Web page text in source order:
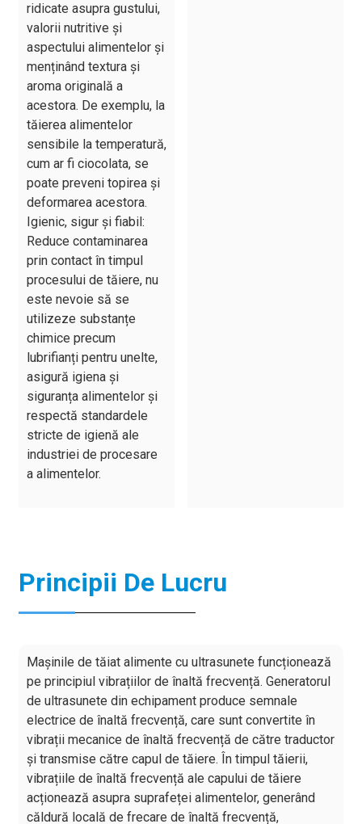
ridicate asupra gustului,
valorii nutritive și
aspectului alimentelor și
menținând textura și
aroma originală a
acestora. De exemplu, la
tăierea alimentelor
sensibile la temperatură,
cum ar fi ciocolata, se
poate preveni topirea și
deformarea acestora.
Igienic, sigur și fiabil:
Reduce contaminarea
prin contact în timpul
procesului de tăiere, nu
este nevoie să se
utilizeze substanțe
chimice precum
lubrifianți pentru unelte,
asigură igiena și
siguranța alimentelor și
respectă standardele
stricte de igienă ale
industriei de procesare
a alimentelor.
Principii De Lucru
Mașinile de tăiat alimente cu ultrasunete funcționează
pe principiul vibrațiilor de înaltă frecvență. Generatorul
de ultrasunete din echipament produce semnale
electrice de înaltă frecvență, care sunt convertite în
vibrații mecanice de înaltă frecvență de către traductor
și transmise către capul de tăiere. În timpul tăierii,
vibrațiile de înaltă frecvență ale capului de tăiere
acționează asupra suprafeței alimentelor, generând
căldură locală de frecare de înaltă frecvență,